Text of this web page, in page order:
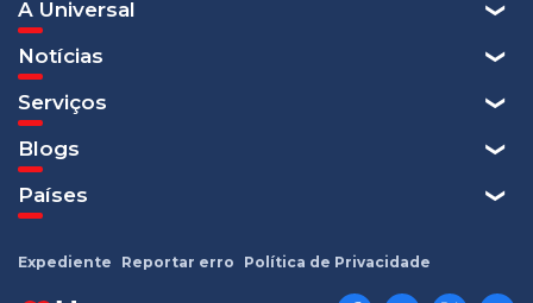
A Universal
Notícias
Serviços
Blogs
Países
Expediente Reportar erro Política de Privacidade